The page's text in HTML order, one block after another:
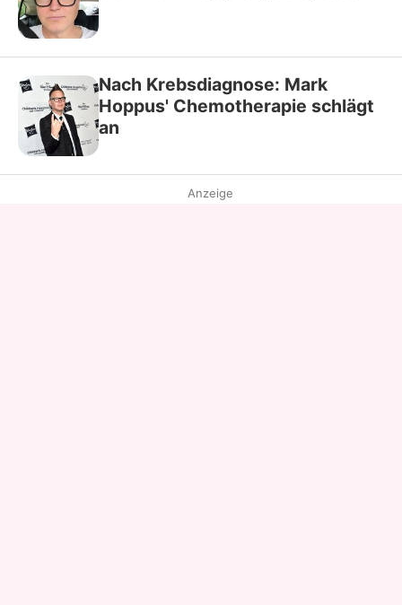
Nach Krebsdiagnose: Mark
Hoppus' Chemotherapie schlägt
an
Anzeige